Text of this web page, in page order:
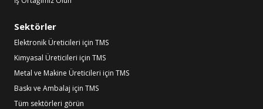
Sektörler
Elektronik Üreticileri için TMS
Kimyasal Üreticileri için TMS
Metal ve Makine Üreticileri için TMS
Baskı ve Ambalaj için TMS
Tüm sektörleri görün